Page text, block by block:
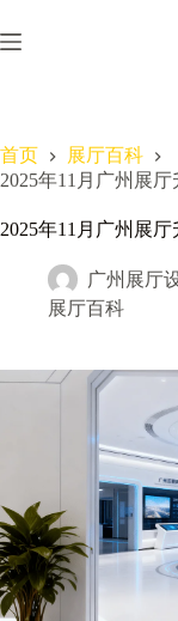
过
首页
展厅百科
2025年11月广州展
2025年11月广州展
广州展厅
展厅百科